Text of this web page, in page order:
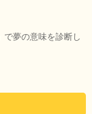
で夢の意味を診断し